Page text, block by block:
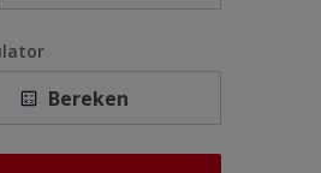
Bereken